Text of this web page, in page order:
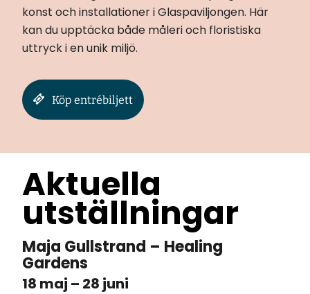
konst och installationer i Glaspaviljongen. Här
kan du upptäcka både måleri och floristiska
uttryck i en unik miljö.
Köp entrébiljett
Aktuella
utställningar
Maja Gullstrand – Healing
Gardens
18 maj – 28 juni